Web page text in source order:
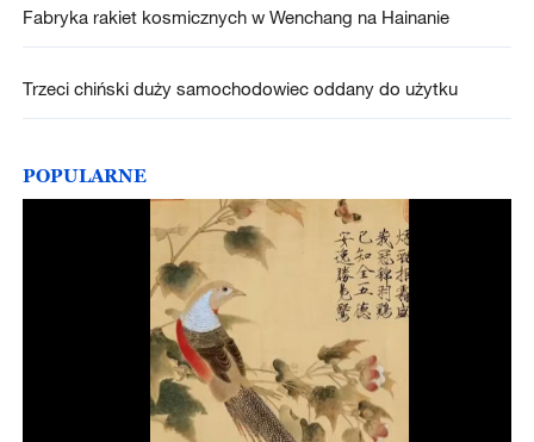
Fabryka rakiet kosmicznych w Wenchang na Hainanie
Trzeci chiński duży samochodowiec oddany do użytku
POPULARNE